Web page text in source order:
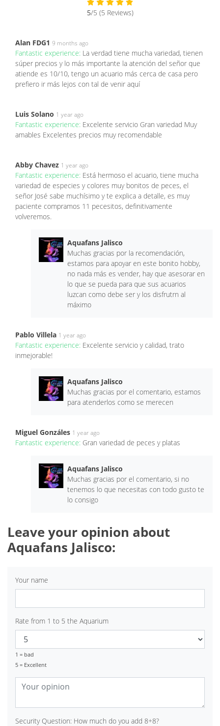
5/5 (5 Reviews)
Alan FDG1 9 months ago
Fantastic experience: La verdad tiene mucha variedad, tienen
súper precios y lo más importante la atención del señor que
atiende es 10/10, tengo un acuario más cerca de casa pero
prefiero ir más lejos con tal de venir aquí
Luis Solano 1 year ago
Fantastic experience: Excelente servicio Gran variedad Muy
amables Excelentes precios muy recomendable
Abby Chavez 1 year ago
Fantastic experience: Está hermoso el acuario, tiene mucha
variedad de especies y colores muy bonitos de peces, el
señor José sabe muchísimo y te explica a detalle, es muy
paciente compramos 11 pecesitos, definitivamente
volveremos.
Aquafans Jalisco
Muchas gracias por la recomendación,
estamos para apoyar en este bonito hobby,
no nada más es vender, hay que asesorar en
lo que se pueda para que sus acuarios
luzcan como debe ser y los disfrutrn al
máximo
Pablo Villela 1 year ago
Fantastic experience: Excelente servicio y calidad, trato
inmejorable!
Aquafans Jalisco
Muchas gracias por el comentario, estamos
para atenderlos como se merecen
Miguel Gonzáles 1 year ago
Fantastic experience: Gran variedad de peces y platas
Aquafans Jalisco
Muchas gracias por el comentario, si no
tenemos lo que necesitas con todo gusto te
lo consigo
Leave your opinion about
Aquafans Jalisco:
Your name
Rate from 1 to 5 the Aquarium
1 = bad
5 = Excellent
Security Question: How much do you add 8+8?